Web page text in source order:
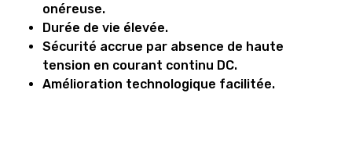
onéreuse.
Durée de vie élevée.
Sécurité accrue par absence de haute
tension en courant continu DC.
Amélioration technologique facilitée.